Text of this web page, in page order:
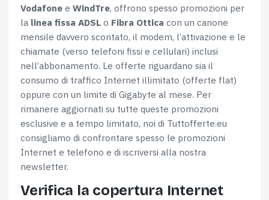
Vodafone e WindTre, offrono spesso promozioni per
la linea fissa ADSL o Fibra Ottica con un canone
mensile davvero scontato, il modem, l’attivazione e le
chiamate (verso telefoni fissi e cellulari) inclusi
nell’abbonamento. Le offerte riguardano sia il
consumo di traffico Internet illimitato (offerte flat)
oppure con un limite di Gigabyte al mese. Per
rimanere aggiornati su tutte queste promozioni
esclusive e a tempo limitato, noi di Tuttofferte.eu
consigliamo di confrontare spesso le promozioni
Internet e telefono e di iscriversi alla nostra
newsletter.
Verifica la copertura Internet